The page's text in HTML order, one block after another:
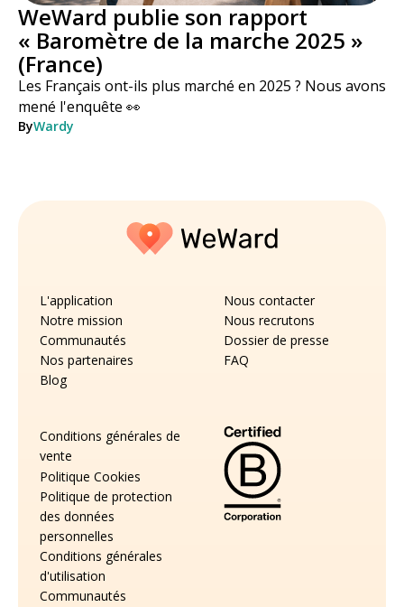
WeWard publie son rapport
« Baromètre de la marche 2025 »
(France)
Les Français ont-ils plus marché en 2025 ? Nous avons
mené l'enquête 👀
ByWardy
L'application
Notre mission
Communautés
Nos partenaires
Blog
Nous contacter
Nous recrutons
Dossier de presse
FAQ
Conditions générales de
vente
Politique Cookies
Politique de protection
des données
personnelles
Conditions générales
d'utilisation
Communautés